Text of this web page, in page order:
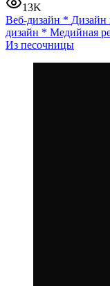
13K
Веб-дизайн * Дизайн
дизайн * Медийная
Из песочницы